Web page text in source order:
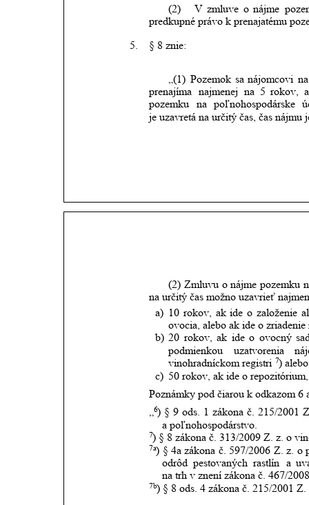
(2)
V zmluve o nájme
predkupné právo k prenajatému
5. § 8 znie:
„(1) Pozemok sa nájomcovi na
prenajíma
najmenej na 5 rokov,
pozemku
na poľnohospodárske
je uzavretá na určitý čas, čas nájmu
(2) Zmluvu o nájme pozemku
na určitý čas možno uzavrieť
a) 10 rokov, ak ide o založenie
ovocia, alebo ak ide o
b) 20 rokov, ak ide o ovocný
podmienkou
uzatvorenia
vinohradníckom registri 7)
c) 50 rokov, ak ide o
Poznámky pod čiarou k odkazom 6
6) § 9 ods. 1 zákona č. 215/2001
a poľnohospodárstvo.
7) § 8 zákona č. 313/2009 Z. z. o
7a) § 4a zákona č. 597/2006 Z. z. o
odrôd pestovaných rastlín a
na trh v znení zákona č. 467/
7b) § 8 ods. 4 zákona č. 215/2001 Z.